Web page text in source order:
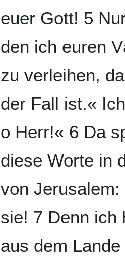
euer Gott! 5
den ich euren
zu verleihen,
der Fall ist.«
o Herr!« 6 Da
diese Worte in
von
sie! 7 Denn ich
aus dem